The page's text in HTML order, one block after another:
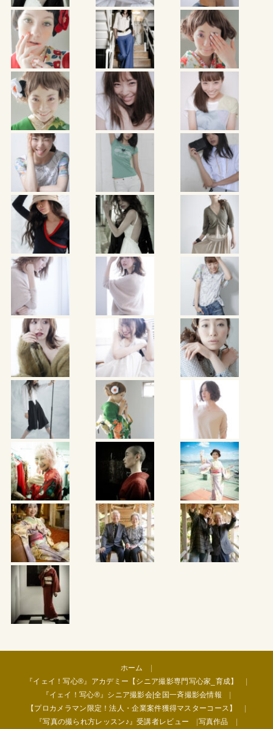
ホーム
『イェイ！写心®︎』アカデミー【シニア撮影専門写心家_育成】
『イェイ！写心®︎』シニア撮影会|全国一斉撮影会情報
【プロカメラマン限定！法人・企業案件獲得マスターコース】
『写真の撮られ方レッスン♪』受講者レビュー
写真作品